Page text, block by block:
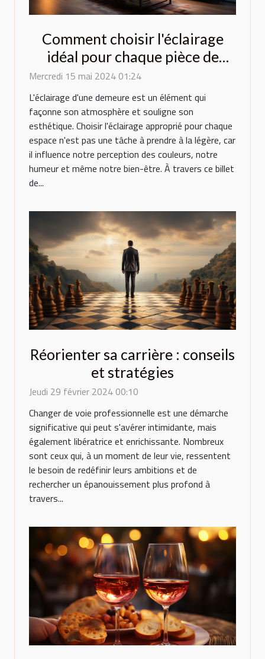
Comment choisir l'éclairage
idéal pour chaque pièce de
votre maison : conseils
pratiques et tendances
actuelles
Mercredi 15 mai 2024 01:24
L'éclairage d'une demeure est un élément qui
façonne son atmosphère et souligne son
esthétique. Choisir l'éclairage approprié pour chaque
espace n'est pas une tâche à prendre à la légère, car
il influence notre perception des couleurs, notre
humeur et même notre bien-être. À travers ce billet
de...
Réorienter sa carrière : conseils
et stratégies
Jeudi 29 février 2024 00:10
Changer de voie professionnelle est une démarche
significative qui peut s'avérer intimidante, mais
également libératrice et enrichissante. Nombreux
sont ceux qui, à un moment de leur vie, ressentent
le besoin de redéfinir leurs ambitions et de
rechercher un épanouissement plus profond à
travers...